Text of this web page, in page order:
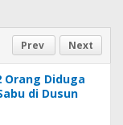
Prev Next
Orang Diduga
di Dusun